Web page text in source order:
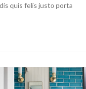
quis felis justo porta